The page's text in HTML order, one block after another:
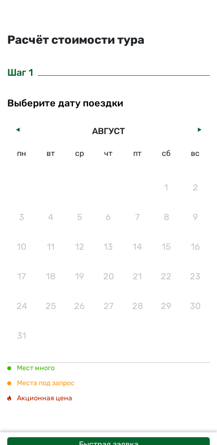
Расчёт стоимости тура
Шаг 1
Выберите дату поездки
АВГУСТ
пн вт ср чт пт сб вс
1 2
3 4 5 6 7 8 9
10 11 12 13 14 15 16
17 18 19 20 21 22 23
24 25 26 27 28 29 30
31
Мест много
Места под запрос
Акционная цена